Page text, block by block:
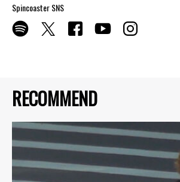
RECOMMEND
Spincoaster SNS